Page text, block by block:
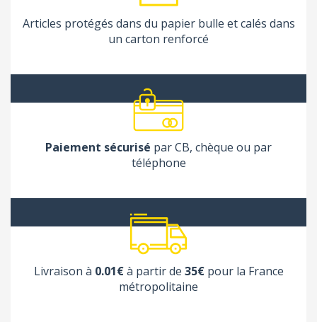
(1
Articles protégés dans du papier bulle et calés dans
un carton renforcé
Paiement sécurisé par CB, chèque ou par
téléphone
Livraison à 0.01€à partir de 35€pour la France
métropolitaine